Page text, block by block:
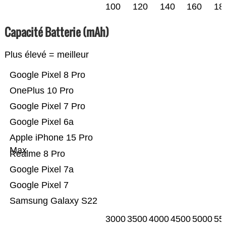
100 120 140 160
Capacité Batterie (mAh)
Plus élevé = meilleur
Samsung Galaxy S22
Google Pixel 7
Google Pixel 7a
Realme 8 Pro
Apple iPhone 15 Pro
Max
Google Pixel 6a
Google Pixel 7 Pro
OnePlus 10 Pro
Google Pixel 8 Pro
30003500400045005000